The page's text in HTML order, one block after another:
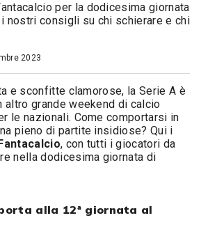
per la dodicesima giornata
nostri consigli su chi schierare e chi
2023
e sconfitte clamorose, la Serie A è
altro grande weekend di calcio
le nazionali. Come comportarsi in
pieno di partite insidiose? Qui i
, con tutti i giocatori da
nella dodicesima giornata di
alla 12ª giornata al